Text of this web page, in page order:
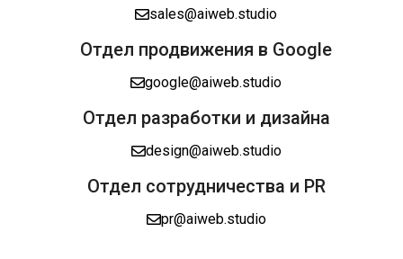
sales@aiweb.studio
Отдел продвижения в Google
google@aiweb.studio
Отдел разработки и дизайна
design@aiweb.studio
Отдел сотрудничества и PR
pr@aiweb.studio